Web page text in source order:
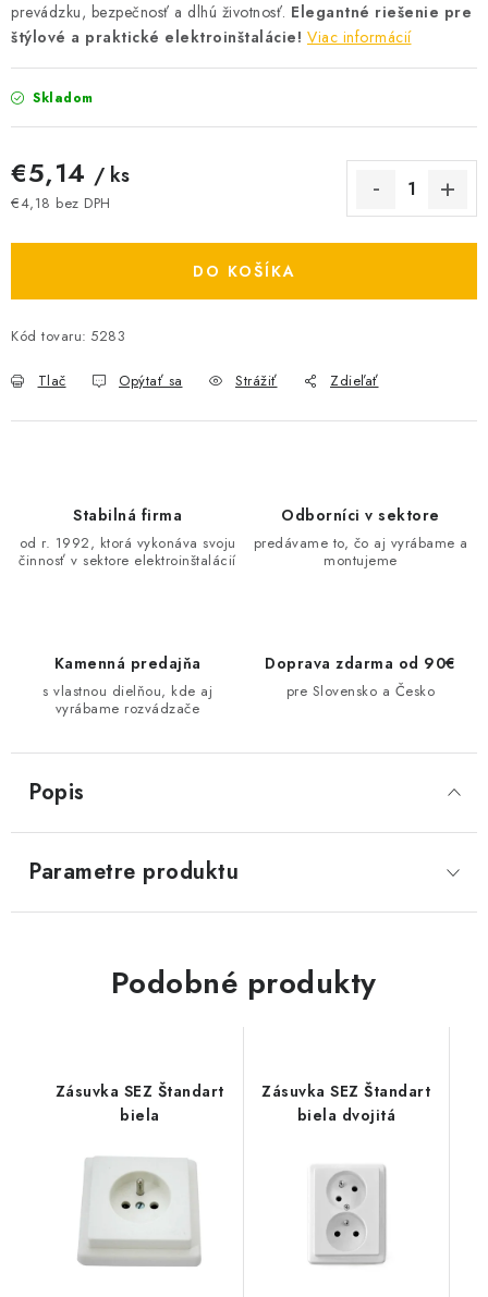
OBCHOD
O NÁS
REFERENCIE
KARIÉRA
DOMÁCNOSŤ
ELEKTROMEROVÉ ROZVÁDZAČE
Obchodné podmienky
Ochrana osobných údajov
prevádzku, bezpečnosť a dlhú životnosť. Elegantné riešenie pre
štýlové a praktické elektroinštalácie! Viac informácií
Skladom
€5,14 / ks
€4,18 bez DPH
DO KOŠÍKA
Kód tovaru: 5283
Tlač Opýtať sa Strážiť Zdieľať
Stabilná firma
od r. 1992, ktorá vykonáva svoju
činnosť v sektore elektroinštalácií
Odborníci v sektore
predávame to, čo aj vyrábame a
montujeme
Kamenná predajňa
s vlastnou dielňou, kde aj
vyrábame rozvádzače
Doprava zdarma od 90€
pre Slovensko a Česko
Popis
Parametre produktu
Podobné produkty
Zásuvka SEZ Štandart
biela
Zásuvka SEZ Štandart
biela dvojitá